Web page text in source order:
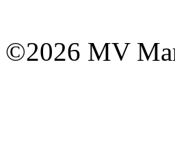
©2026 MV